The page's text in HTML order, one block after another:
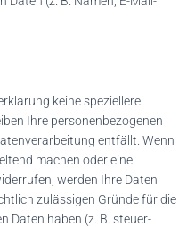
keine speziellere
Ihre personenbezogenen
entfällt. Wenn
machen oder eine
werden Ihre Daten
zulässigen Gründe für die
Daten haben (z. B. steuer-